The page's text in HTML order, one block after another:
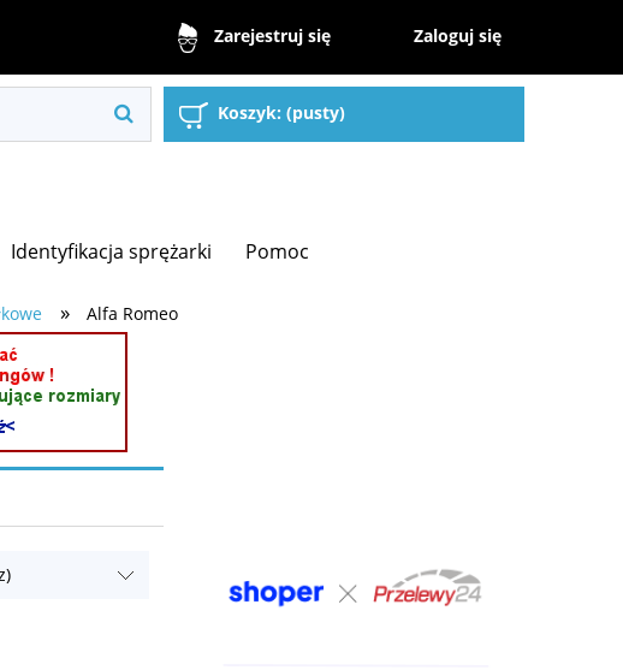
Zarejestruj się Zaloguj się
Koszyk: (pusty)
Identyfikacja sprężarki Pomoc
» Alfa Romeo